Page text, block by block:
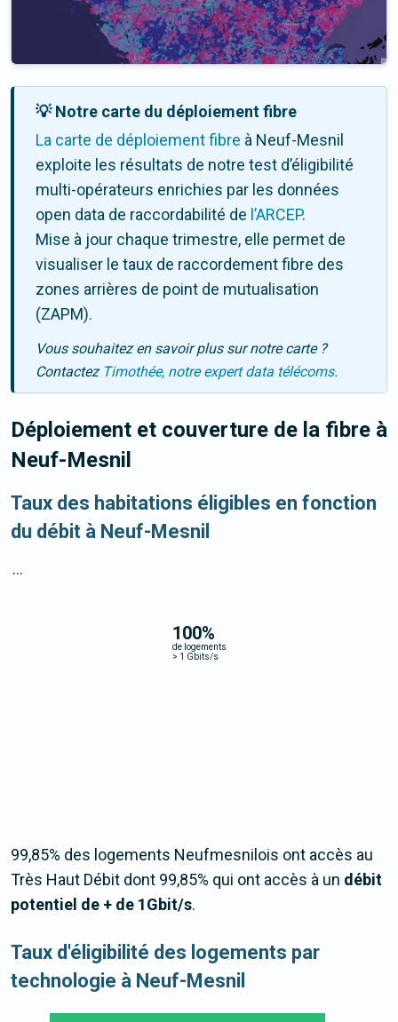
💡 Notre carte du déploiement fibre
La carte de déploiement fibre à Neuf-Mesnil
exploite les résultats de notre test d’éligibilité
multi-opérateurs enrichies par les données
open data de raccordabilité de l’ARCEP.
Mise à jour chaque trimestre, elle permet de
visualiser le taux de raccordement fibre des
zones arrières de point de mutualisation
(ZAPM).
Vous souhaitez en savoir plus sur notre carte ?
Contactez Timothée, notre expert data télécoms.
Déploiement et couverture de la fibre à
Neuf-Mesnil
Taux des habitations éligibles en fonction
du débit à Neuf-Mesnil
100%
de logements
> 1 Gbits/s
...
99,85% des logements Neufmesnilois ont accès au
Très Haut Débit dont 99,85% qui ont accès à un débit
potentiel de + de 1Gbit/s.
Taux d'éligibilité des logements par
technologie à Neuf-Mesnil